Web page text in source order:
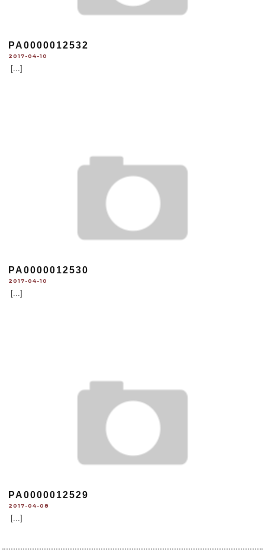
PA0000012532
2017-04-10
[...]
PA0000012530
2017-04-10
[...]
PA0000012529
2017-04-08
[...]